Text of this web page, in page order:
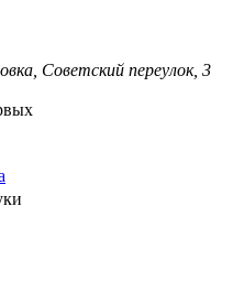
Советский переулок, 3